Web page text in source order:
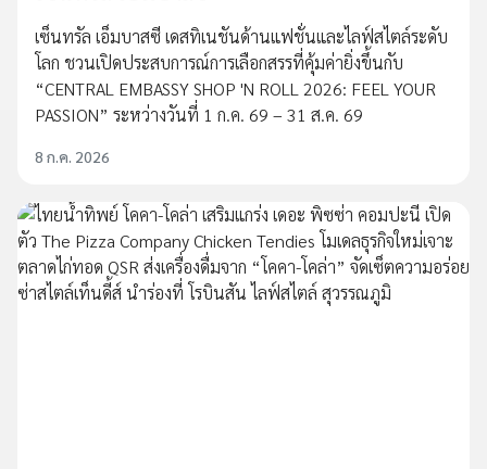
เซ็นทรัล เอ็มบาสซี เดสทิเนชันด้านแฟชั่นและไลฟ์สไตล์ระดับ
โลก ชวนเปิดประสบการณ์การเลือกสรรที่คุ้มค่ายิ่งขึ้นกับ
“CENTRAL EMBASSY SHOP 'N ROLL 2026: FEEL YOUR
PASSION” ระหว่างวันที่ 1 ก.ค. 69 – 31 ส.ค. 69
8 ก.ค. 2026